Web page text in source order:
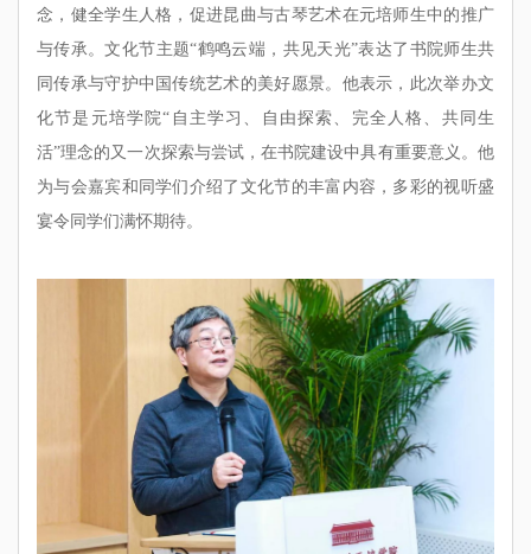
念，健全学生人格，促进昆曲与古琴艺术在元培师生中的推广
与传承。文化节主题“鹤鸣云端，共见天光”表达了书院师生共
同传承与守护中国传统艺术的美好愿景。他表示，此次举办文
化节是元培学院“自主学习、自由探索、完全人格、共同生
活”理念的又一次探索与尝试，在书院建设中具有重要意义。他
为与会嘉宾和同学们介绍了文化节的丰富内容，多彩的视听盛
宴令同学们满怀期待。